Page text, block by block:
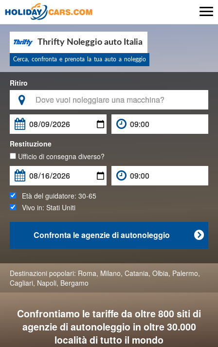
Thrifty Noleggio auto Italia
Cerca, confronta e prenota la tua auto a noleggio
Ritiro


Restituzione
Ufficio di consegna diverso?
Età del guidatore: 30-65
Vivo in: Stati Uniti

Confronta le agenzie di autonoleggio
Destinazioni popolari: Roma, Milano, Catania, Olbia, Palermo,
Cagliari, Napoli, Bergamo
Confrontiamo le tariffe da oltre 800 siti di
agenzie di autonoleggio in oltre 30.000
località di tutto il mondo